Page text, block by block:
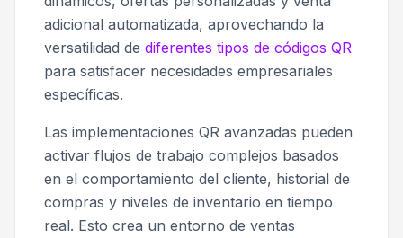
adicional automatizada, aprovechando la
versatilidad de diferentes tipos de códigos QR
para satisfacer necesidades empresariales
específicas.
Las implementaciones QR avanzadas pueden
activar flujos de trabajo complejos basados
en el comportamiento del cliente, historial de
compras y niveles de inventario en tiempo
real. Esto crea un entorno de ventas